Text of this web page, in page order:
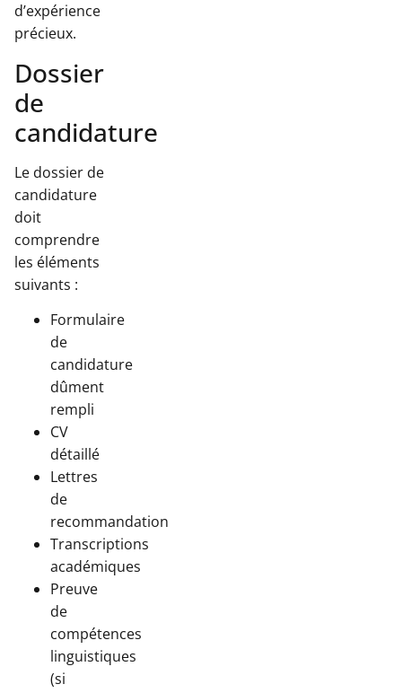
d’expérience
précieux.
Dossier
de
candidature
Le dossier de
candidature
doit
comprendre
les éléments
suivants :
Formulaire
de
candidature
dûment
rempli
CV
détaillé
Lettres
de
recommandation
Transcriptions
académiques
Preuve
de
compétences
linguistiques
(si